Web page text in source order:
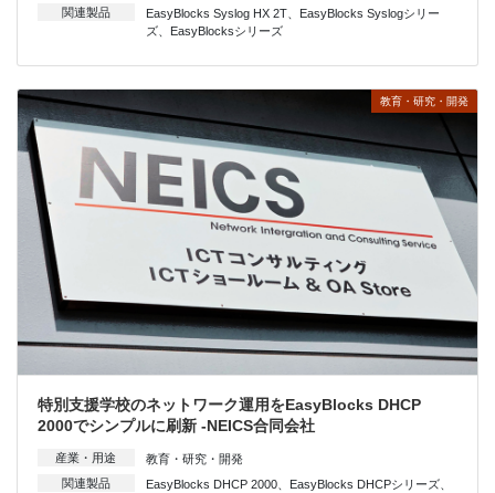
関連製品
EasyBlocks Syslog HX 2T、
EasyBlocks Syslogシリー
ズ、 EasyBlocksシリーズ
教育・研究・開発
特別支援学校のネットワーク運用をEasyBlocks DHCP
2000でシンプルに刷新 -NEICS合同会社
産業・用途
教育・研究・開発
関連製品
EasyBlocks DHCP 2000、 EasyBlocks DHCPシリーズ、